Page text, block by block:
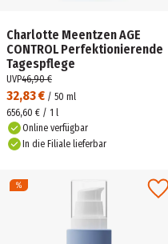
Charlotte Meentzen AGE
CONTROL Perfektionierende
Tagespflege
32,83 € / 50 ml
UVP46,90 €
656,60 € / 1 l
Online verfügbar
In die Filiale lieferbar